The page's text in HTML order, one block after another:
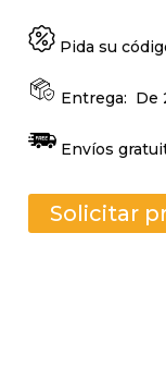
Pida su
Entrega: De
Envíos
Solicitar